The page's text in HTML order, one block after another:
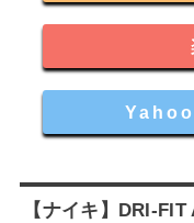
Yahoo
【ナイキ】DRI-